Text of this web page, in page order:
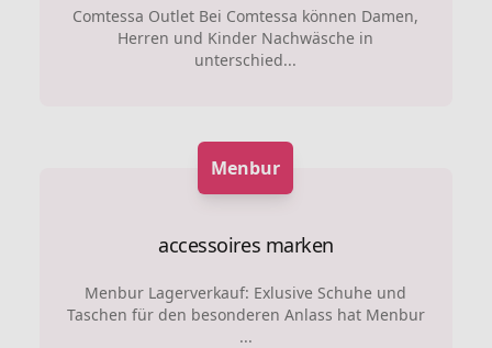
Comtessa Outlet Bei Comtessa können Damen,
Herren und Kinder Nachwäsche in
unterschied...
Menbur
accessoires marken
Menbur Lagerverkauf: Exlusive Schuhe und
Taschen für den besonderen Anlass hat Menbur
...